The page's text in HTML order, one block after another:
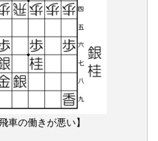
車の働きが悪い】